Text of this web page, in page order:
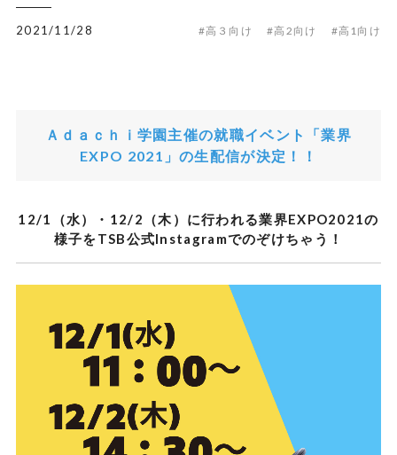
2021/11/28 #高３向け #高2向け #高1向け
Ａｄａｃｈｉ学園主催の就職イベント「業界
EXPO 2021」の生配信が決定！！
12/1（水）・12/2（木）に行われる業界EXPO2021の
様子をTSB公式Instagramでのぞけちゃう！